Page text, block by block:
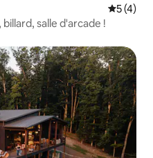
5 (4)
salle d'arcade !